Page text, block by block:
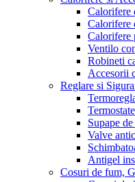
Calorifere
Calorifere
Calorifere
Ventilo
Robineti
Accesorii
Reglare si
Termostate
Supape
Valve
Antigel
Cosuri de fum,